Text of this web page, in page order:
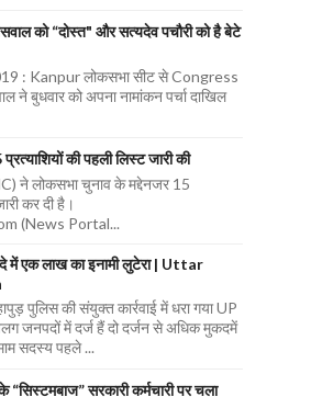
को “दोस्त" और सत्यदेव पचौरी को है बेटे
: Kanpur लोकसभा सीट से Congress
ने बुधवार को अपना नामांकन पर्चा दाखिल
की पहली लिस्ट जारी की
ने लोकसभा चुनाव के मद्देनजर 15
कर दी है।
(News Portal...
में एक लाख का इनामी लुटेरा | Uttar
पुलिस की संयुक्त कार्रवाई में धरा गया UP
जनपदों में दर्ज हैं दो दर्जन से अधिक मुकदमें
सदस्य पहले ...
सरकारी कर्मचारी पर चला